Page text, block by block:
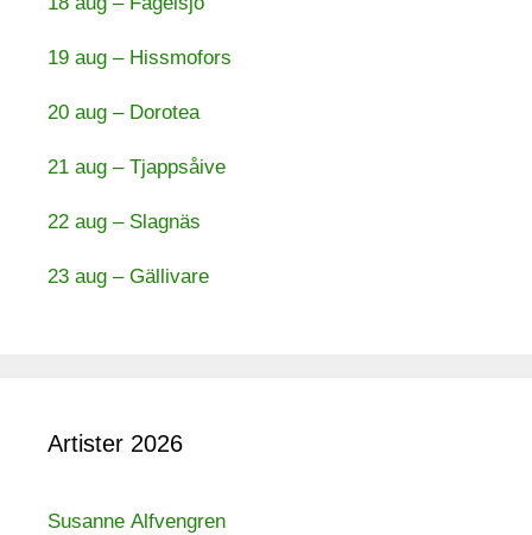
19 aug – Hissmofors
20 aug – Dorotea
21 aug – Tjappsåive
22 aug – Slagnäs
23 aug – Gällivare
Artister 2026
Susanne Alfvengren